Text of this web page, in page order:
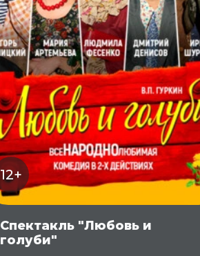
12+
Спектакль "Любовь и
голуби"